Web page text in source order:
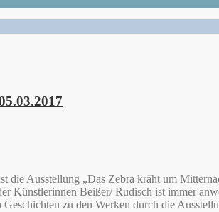
die Ausstellung „Das Zebra kräht um
Künstlerinnen Beißer/ Rudisch ist immer
zu den Werken durch die